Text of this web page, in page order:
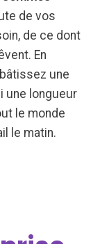
de vos
de ce dont
En
une
une longueur
le monde
le matin.